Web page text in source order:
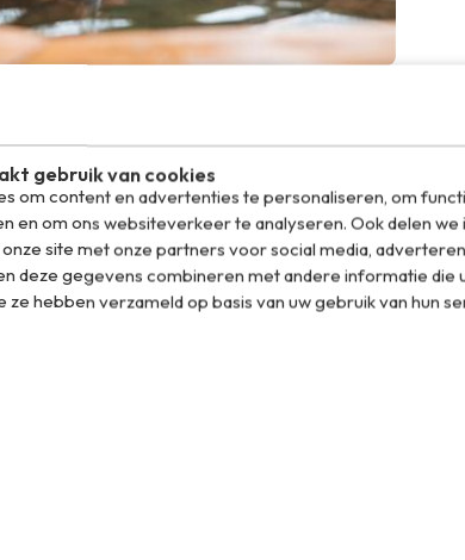
gebruik van cookies
om content en advertenties te personaliseren, om
en om ons websiteverkeer te analyseren. Ook delen
site met onze partners voor social media,
deze gegevens combineren met andere informatie die
hebben verzameld op basis van uw gebruik van hun
in de outdoor spa.
yurt
overnachten in een traditionele yurt beleef je
Mongolië. Het mooie van een yurt is dat je er
isolatie zorgt er bovendien voor dat de tent
gemakken voorzien: verwacht comfortabele
zodat je ook in het donker voldoende licht
je het gemakkelijk gezellig en warm maakt.
terrein vind je goed sanitair met warme